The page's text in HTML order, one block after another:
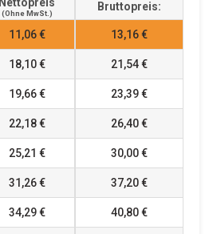
(ohne MwSt.)
Bruttopreis:
11,06 € 13,16 €
18,10 € 21,54 €
19,66 € 23,39 €
22,18 € 26,40 €
25,21 € 30,00 €
31,26 € 37,20 €
34,29 € 40,80 €